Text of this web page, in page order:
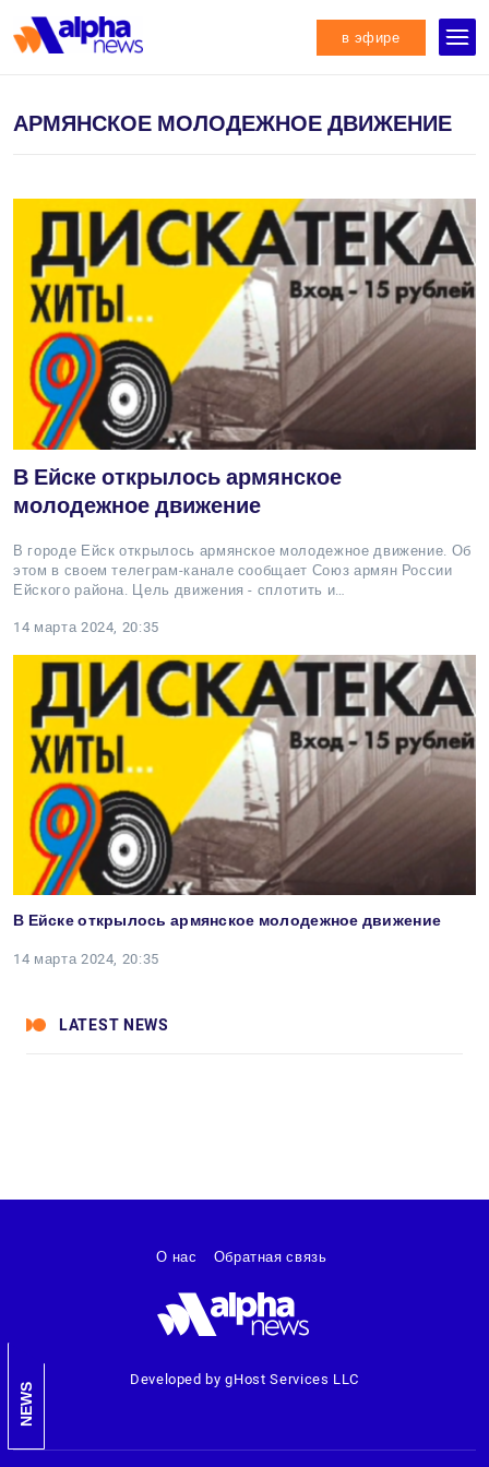
в эфире
АРМЯНСКОЕ МОЛОДЕЖНОЕ ДВИЖЕНИЕ
В Ейске открылось армянское
молодежное движение
В городе Ейск открылось армянское молодежное движение. Об
этом в своем телеграм-канале сообщает Союз армян России
Ейского района. Цель движения - сплотить и…
14 марта 2024, 20:35
В Ейске открылось армянское молодежное движение
14 марта 2024, 20:35
LATEST NEWS
NEWS
Developed by gHost Services LLC
О нас Обратная связь